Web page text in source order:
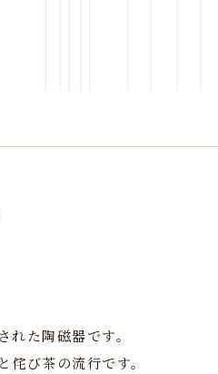
た陶磁器です。
び茶の流行です。